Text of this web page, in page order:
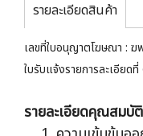
รายละเอียดสินค้า
เลขที่ใบอนุญาตโฆษณา :
ใบรับแจ้งรายการละเอีย
รายละเอียดคุณสมบัติ